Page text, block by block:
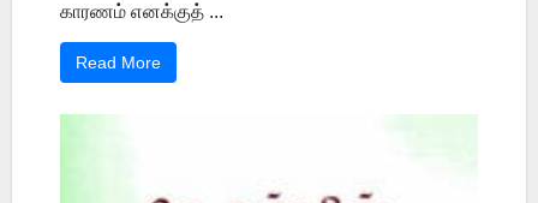
காரணம் எனக்குத் ...
Read More